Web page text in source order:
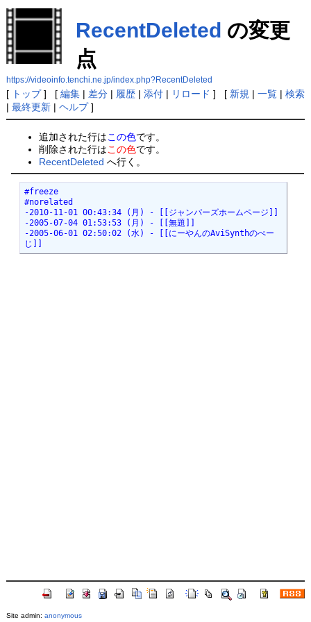
RecentDeleted の変更
点
https://videoinfo.tenchi.ne.jp/index.php?RecentDeleted
[ トップ] [ 編集| 差分| 履歴| 添付| リロード ] [ 新規 | 一覧| 検索
| 最終更新| ヘルプ]
追加された行はこの色です。
削除された行はこの色です。
RecentDeleted へ行く。
#freeze
#norelated
-2010-11-01 00:43:34 (月) - [[ジャンパーズホームページ]]
-2005-07-04 01:53:53 (月) - [[無題]]
-2005-06-01 02:50:02 (水) - [[にーやんのAviSynthのぺー
じ]]
Site admin: anonymous